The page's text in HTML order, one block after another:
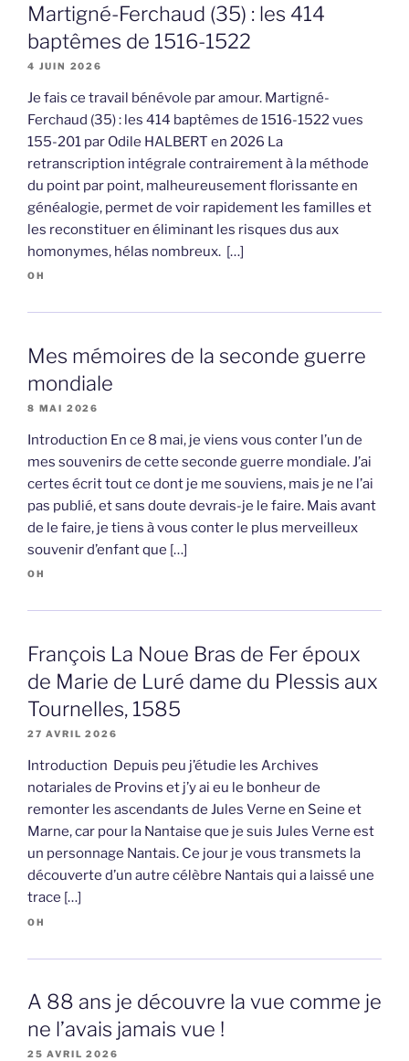
Martigné-Ferchaud (35) : les 414
baptêmes de 1516-1522
4 JUIN 2026
Je fais ce travail bénévole par amour. Martigné-
Ferchaud (35) : les 414 baptêmes de 1516-1522 vues
155-201 par Odile HALBERT en 2026 La
retranscription intégrale contrairement à la méthode
du point par point, malheureusement florissante en
généalogie, permet de voir rapidement les familles et
les reconstituer en éliminant les risques dus aux
homonymes, hélas nombreux. […]
OH
Mes mémoires de la seconde guerre
mondiale
8 MAI 2026
Introduction En ce 8 mai, je viens vous conter l’un de
mes souvenirs de cette seconde guerre mondiale. J’ai
certes écrit tout ce dont je me souviens, mais je ne l’ai
pas publié, et sans doute devrais-je le faire. Mais avant
de le faire, je tiens à vous conter le plus merveilleux
souvenir d’enfant que […]
OH
François La Noue Bras de Fer époux
de Marie de Luré dame du Plessis aux
Tournelles, 1585
27 AVRIL 2026
Introduction Depuis peu j’étudie les Archives
notariales de Provins et j’y ai eu le bonheur de
remonter les ascendants de Jules Verne en Seine et
Marne, car pour la Nantaise que je suis Jules Verne est
un personnage Nantais. Ce jour je vous transmets la
découverte d’un autre célèbre Nantais qui a laissé une
trace […]
OH
A 88 ans je découvre la vue comme je
ne l’avais jamais vue !
25 AVRIL 2026